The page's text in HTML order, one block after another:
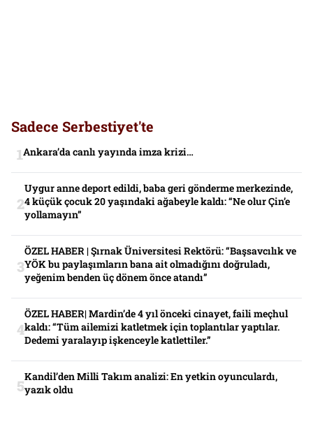
Sadece Serbestiyet'te
Ankara’da canlı yayında imza krizi…
Uygur anne deport edildi, baba geri gönderme merkezinde,
4 küçük çocuk 20 yaşındaki ağabeyle kaldı: “Ne olur Çin’e
yollamayın”
ÖZEL HABER | Şırnak Üniversitesi Rektörü: “Başsavcılık ve
YÖK bu paylaşımların bana ait olmadığını doğruladı,
yeğenim benden üç dönem önce atandı”
ÖZEL HABER| Mardin’de 4 yıl önceki cinayet, faili meçhul
kaldı: “Tüm ailemizi katletmek için toplantılar yaptılar.
Dedemi yaralayıp işkenceyle katlettiler.”
Kandil’den Milli Takım analizi: En yetkin oyunculardı,
yazık oldu